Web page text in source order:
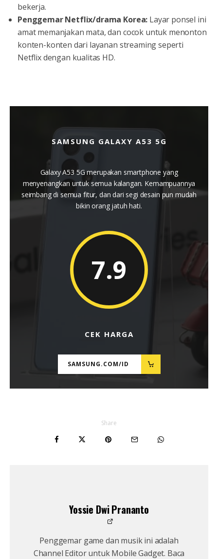
bekerja.
Penggemar Netflix/drama Korea: Layar ponsel ini
amat memanjakan mata, dan cocok untuk menonton
konten-konten dari layanan streaming seperti
Netflix dengan kualitas HD.
SAMSUNG GALAXY A53 5G
Galaxy A53 5G merupakan smartphone yang
menyenangkan untuk semua kalangan. Kemampuannya
seimbang di semua fitur, dan dari segi desain pun mudah
bikin orang jatuh hati.
7.9
CEK HARGA
SAMSUNG.COM/ID
Share
Yossie Dwi Prananto
Penggemar game dan musik ini adalah
Channel Editor untuk Mobile Gadget. Baca